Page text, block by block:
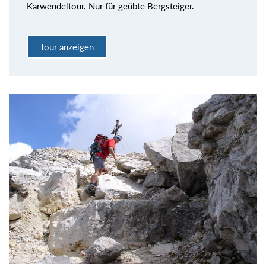
Karwendeltour. Nur für geübte Bergsteiger.
Tour anzeigen